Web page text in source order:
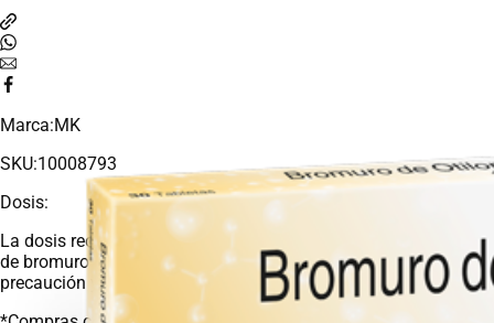
Marca:MK
SKU:10008793
Dosis:
La dosis recomendada es de 1 comprimido de Otilonio (40 mg
de bromuro de otilonio) dos o tres veces al día. Administrar con
precaución y con seguimiento médico